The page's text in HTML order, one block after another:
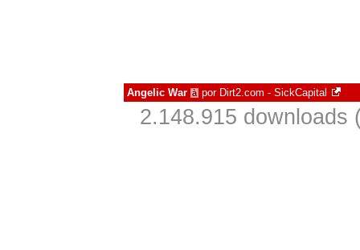
Angelic War à por Dirt2.com - SickCapital
2.148.915 downloads